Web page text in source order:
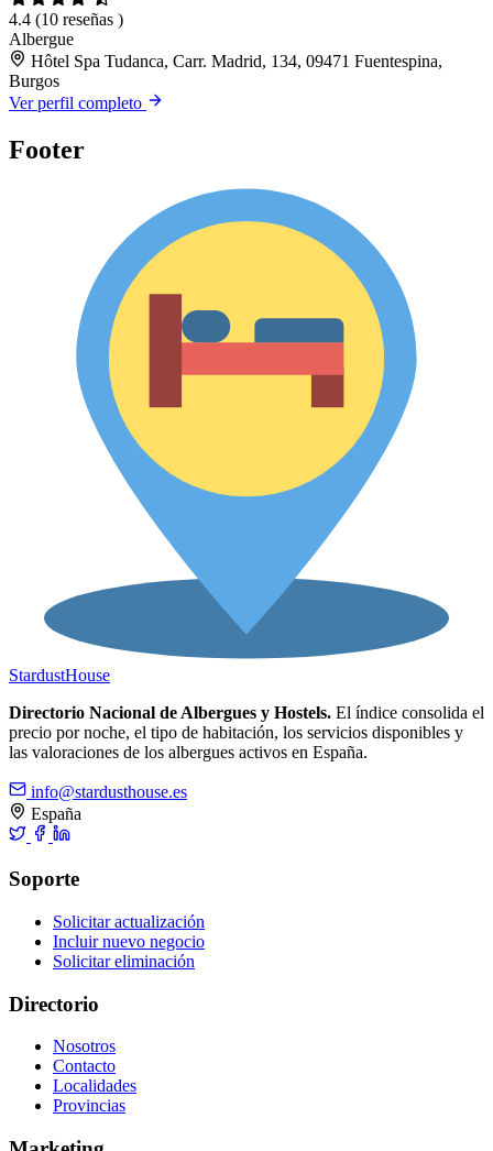
4.4 (10 reseñas )
Albergue
Hôtel Spa Tudanca, Carr. Madrid, 134, 09471 Fuentespina,
Burgos
Ver perfil completo
Footer
StardustHouse
Directorio Nacional de Albergues y Hostels. El índice consolida el
precio por noche, el tipo de habitación, los servicios disponibles y
las valoraciones de los albergues activos en España.
info@stardusthouse.es
España
Soporte
Solicitar actualización
Incluir nuevo negocio
Solicitar eliminación
Directorio
Nosotros
Contacto
Localidades
Provincias